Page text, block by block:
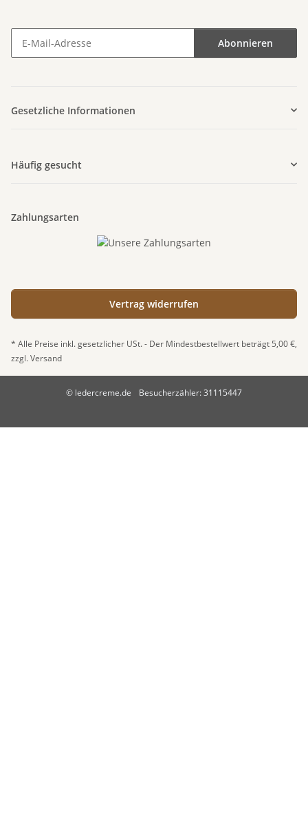
Abonnieren
Gesetzliche Informationen
Häufig gesucht
Zahlungsarten
Vertrag widerrufen
* Alle Preise inkl. gesetzlicher USt. - Der Mindestbestellwert beträgt 5,00 €,
zzgl.Versand
© ledercreme.de Besucherzähler: 31115447